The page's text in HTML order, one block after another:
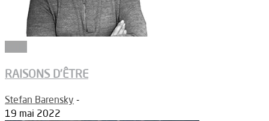
RAISONS D’ÊTRE
Stefan Barensky -
19 mai 2022